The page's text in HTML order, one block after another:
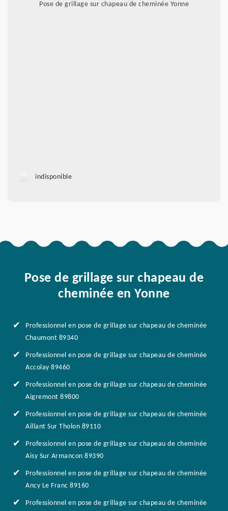
Pose de grillage sur chapeau de cheminée Yonne
indisponible
Pose de grillage sur chapeau de
cheminée en Yonne
Professionnel en pose de grillage sur chapeau de cheminée
Chaumont 89340
Professionnel en pose de grillage sur chapeau de cheminée
Accolay 89460
Professionnel en pose de grillage sur chapeau de cheminée
Aigremont 89800
Professionnel en pose de grillage sur chapeau de cheminée
Aillant Sur Tholon 89110
Professionnel en pose de grillage sur chapeau de cheminée
Aisy Sur Armancon 89390
Professionnel en pose de grillage sur chapeau de cheminée
Ancy Le Franc 89160
Professionnel en pose de grillage sur chapeau de cheminée